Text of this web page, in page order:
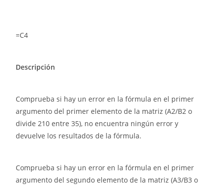
=C4
Descripción
Comprueba si hay un error en la fórmula en el primer
argumento del primer elemento de la matriz (A2/B2 o
divide 210 entre 35), no encuentra ningún error y
devuelve los resultados de la fórmula.
Comprueba si hay un error en la fórmula en el primer
argumento del segundo elemento de la matriz (A3/B3 o